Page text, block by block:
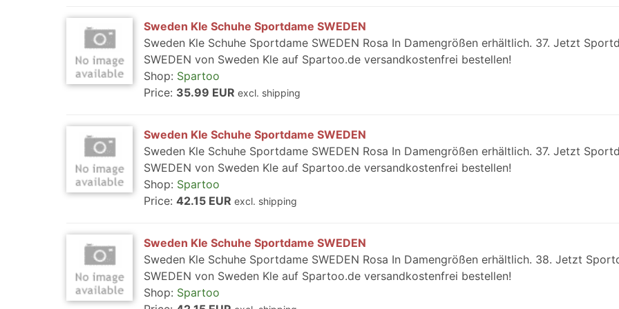
Sweden Kle Schuhe Sportdame SWEDEN
Sweden Kle Schuhe Sportdame SWEDEN Rosa In Damengrößen erhältlich. 37. Jetzt
SWEDEN von Sweden Kle auf Spartoo.de versandkostenfrei bestellen!
Shop: Spartoo
Price: 35.99 EUR excl. shipping
Sweden Kle Schuhe Sportdame SWEDEN
Sweden Kle Schuhe Sportdame SWEDEN Rosa In Damengrößen erhältlich. 37. Jetzt
SWEDEN von Sweden Kle auf Spartoo.de versandkostenfrei bestellen!
Shop: Spartoo
Price: 42.15 EUR excl. shipping
Sweden Kle Schuhe Sportdame SWEDEN
Sweden Kle Schuhe Sportdame SWEDEN Rosa In Damengrößen erhältlich. 38. Jetzt
SWEDEN von Sweden Kle auf Spartoo.de versandkostenfrei bestellen!
Shop: Spartoo